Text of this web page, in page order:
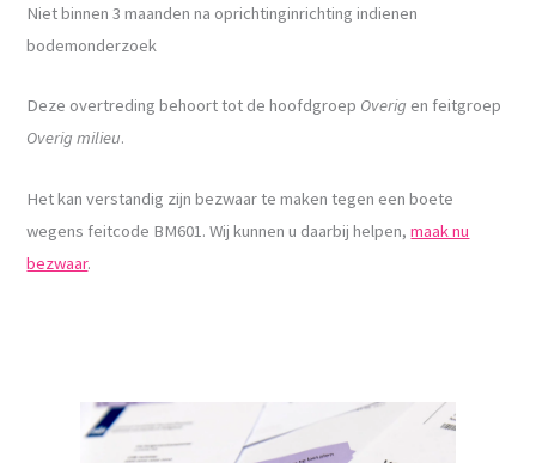
Niet binnen 3 maanden na oprichtinginrichting indienen
bodemonderzoek
Deze overtreding behoort tot de hoofdgroep Overig en feitgroep
Overig milieu.
Het kan verstandig zijn bezwaar te maken tegen een boete
wegens feitcode BM601. Wij kunnen u daarbij helpen,maak nu
bezwaar.